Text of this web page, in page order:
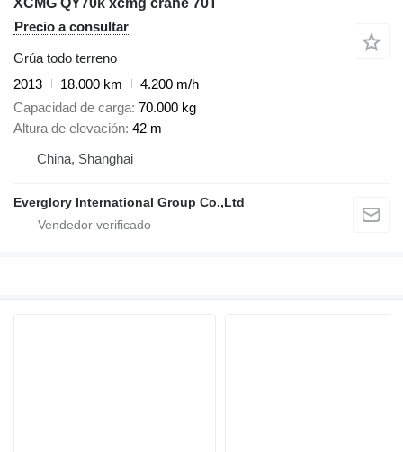
Precio a consultar
Grúa todo terreno
2013
18.000 km
4.200 m/h
Capacidad de carga 70.000 kg
Altura de elevación 42 m
China, Shanghai
Everglory International Group Co.,Ltd